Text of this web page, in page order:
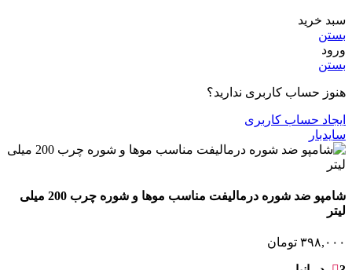
سبد خرید
بستن
ورود
بستن
هنوز حساب کاربری ندارید؟
ایجاد حساب کاربری
سایدبار
شامپو ضد شوره درمالیفت مناسب موها و شوره چرب 200 میلی
لیتر
۳۹۸,۰۰۰ تومان